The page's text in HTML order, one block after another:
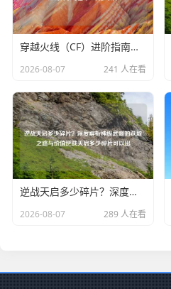
穿越火线（CF）进阶指南，深度解析CF调参背后的科学与艺术CF调参软件
2026-08-07 241 人在看
逆战天启多少碎片？深度解析神级武器的获取之路与价值逆战天启多少碎片可以出
2026-08-07 289 人在看